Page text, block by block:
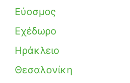
Εύοσμος
Εχέδωρο
Ηράκλειο
Θεσαλονίκη